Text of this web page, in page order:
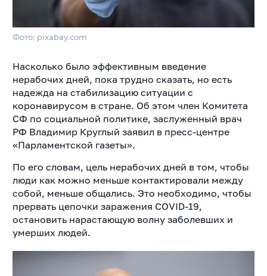
Фото: pixabay.com
Насколько было эффективным введение
нерабочих дней, пока трудно сказать, но есть
надежда на стабилизацию ситуации с
коронавирусом в стране. Об этом член Комитета
СФ по социальной политике, заслуженный врач
РФ Владимир Круглый заявил в пресс-центре
«Парламентской газеты».
По его словам, цель нерабочих дней в том, чтобы
люди как можно меньше контактировали между
собой, меньше общались. Это необходимо, чтобы
прервать цепочки заражения COVID-19,
остановить нарастающую волну заболевших и
умерших людей.